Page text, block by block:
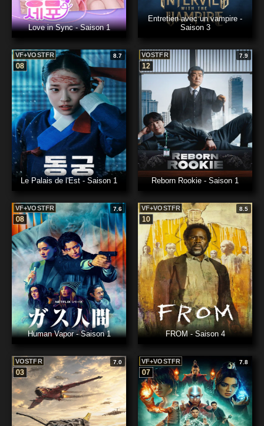
Love in Sync - Saison 1
Entretien avec un vampire -
Saison 3
VF+VOSTFR 8.7
08
Le Palais de l'Est - Saison 1
VOSTFR 7.9
12
Reborn Rookie - Saison 1
VF+VOSTFR 7.6
08
Human Vapor - Saison 1
VF+VOSTFR 8.5
10
FROM - Saison 4
VOSTFR 7.0
03
VF+VOSTFR 7.8
07